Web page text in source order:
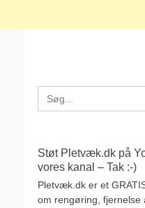
Search
for:
Støt Pletvæk.dk på
vores kanal – Tak :-)
Pletvæk.dk er et
om rengøring, fjernelse